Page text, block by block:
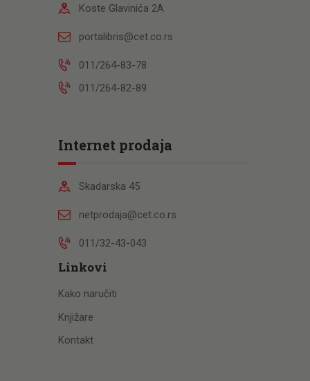
Koste Glavinića 2A
portalibris@cet.co.rs
011/264-83-78
011/264-82-89
Internet prodaja
Skadarska 45
netprodaja@cet.co.rs
011/32-43-043
Linkovi
Kako naručiti
Knjižare
Kontakt